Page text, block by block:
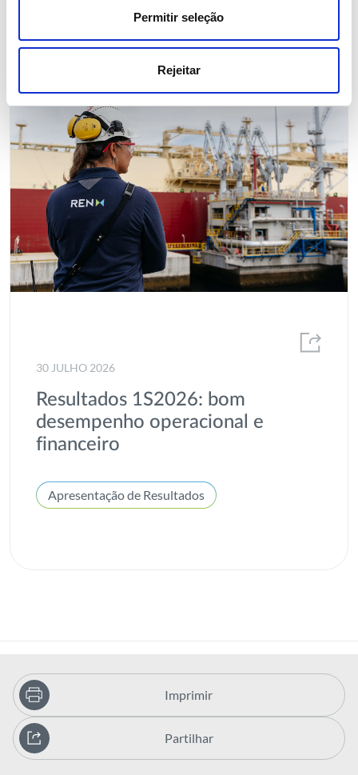
Permitir seleção
Rejeitar
30 JULHO 2026
Resultados 1S2026: bom
desempenho operacional e
financeiro
Apresentação de Resultados
Imprimir
Partilhar